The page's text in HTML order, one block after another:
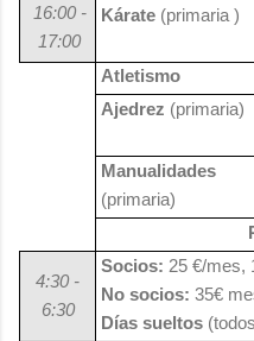
16:00 -
17:00
Kárate(primaria )
Atletismo
Ajedrez (primaria)
Manualidades
(primaria)
4:30 -
6:30
Socios: 25 €/mes,
No socios: 35€
Días sueltos